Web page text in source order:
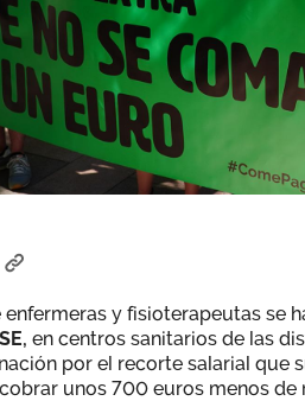
enfermeras y fisioterapeutas se
en centros sanitarios de las
por el recorte salarial que
unos 700 euros menos de